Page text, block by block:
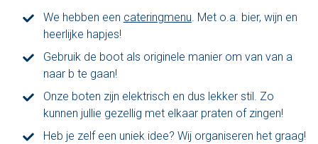
We hebben een cateringmenu. Met o.a. bier, wijn en
heerlijke hapjes!
Gebruik de boot als originele manier om van van a
naar b te gaan!
Onze boten zijn elektrisch en dus lekker stil. Zo
kunnen jullie gezellig met elkaar praten of zingen!
Heb je zelf een uniek idee? Wij organiseren het graag!